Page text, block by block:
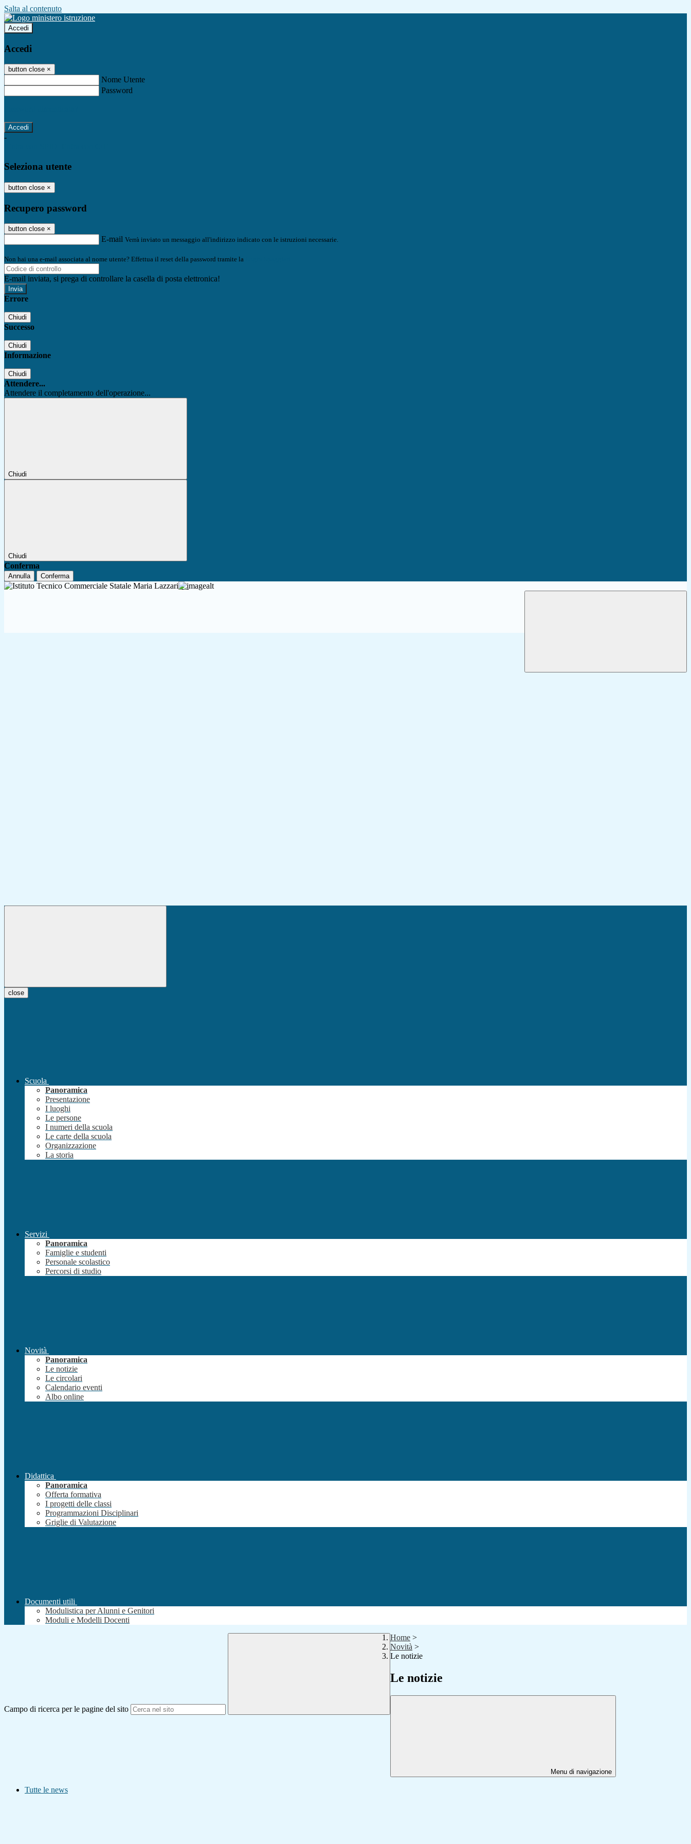
Salta al contenuto
Accedi
Accedi
button close ×
Nome Utente
Password
-
Seleziona utente
button close ×
Recupero password
button close ×
E-mail Verrà inviato un messaggio all'indirizzo indicato con le istruzioni necessarie.
Non hai una e-mail associata al nome utente? Effettua il reset della password tramite la
E-mail inviata, si prega di controllare la casella di posta elettronica!
Errore
Chiudi
Successo
Chiudi
Informazione
Chiudi
Attendere...
Attendere il completamento dell'operazione...
Chiudi
Chiudi
Conferma
Annulla Conferma
close
Scuola
Panoramica
Presentazione
I luoghi
Le persone
I numeri della scuola
Le carte della scuola
Organizzazione
La storia
Servizi
Panoramica
Famiglie e studenti
Personale scolastico
Percorsi di studio
Novità
Panoramica
Le notizie
Le circolari
Calendario eventi
Albo online
Didattica
Panoramica
Offerta formativa
I progetti delle classi
Programmazioni Disciplinari
Griglie di Valutazione
Documenti utili
Modulistica per Alunni e Genitori
Moduli e Modelli Docenti
Campo di ricerca per le pagine del sito
Home >
Novità >
Le notizie
Le notizie
Menu di navigazione
Tutte le news